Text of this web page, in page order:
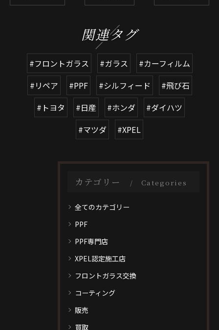
関連タグ
#フロントガラス #ガラス
#カーフィルム
#リペア
#PPF #シルフィード
#飛び石
#トヨタ
#日産 #ホンダ
#ダイハツ
#マツダ
#XPEL
カテゴリー Categories
全てのカテゴリー
PPF
PPF専門店
XPEL認定施工店
フロントガラス交換
コーティング
販売
買取